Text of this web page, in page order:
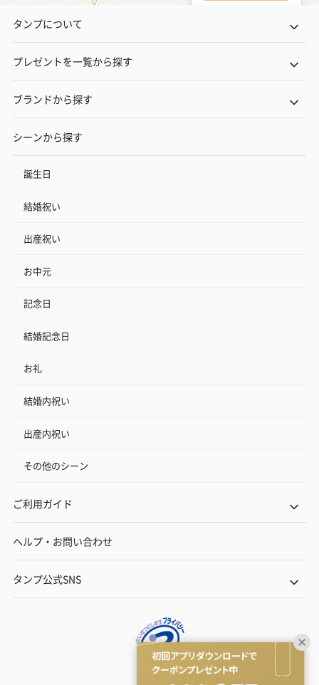
タンプについて
プレゼントを一覧から探す
ブランドから探す
シーンから探す
誕生日
結婚祝い
出産祝い
お中元
記念日
結婚記念日
お礼
結婚内祝い
出産内祝い
その他のシーン
ご利用ガイド
ヘルプ・お問い合わせ
タンプ公式SNS